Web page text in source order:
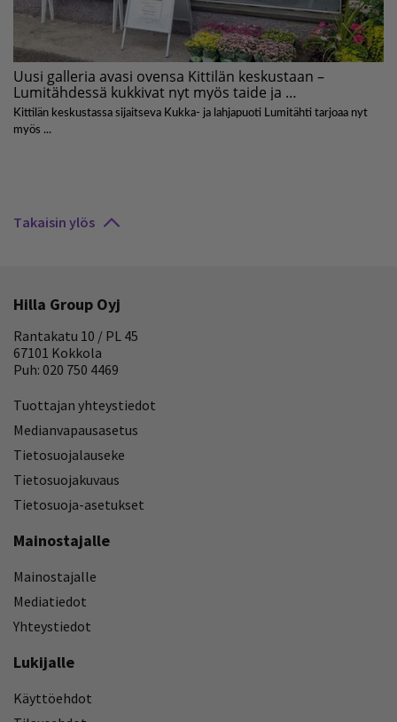
Takaisin ylös
Hilla Group Oyj
Rantakatu 10 / PL 45
67101 Kokkola
Puh: 020 750 4469
Tuottajan yhteystiedot
Medianvapausasetus
Tietosuojalauseke
Tietosuojakuvaus
Tietosuoja-asetukset
Mainostajalle
Mainostajalle
Mediatiedot
Yhteystiedot
Lukijalle
Käyttöehdot